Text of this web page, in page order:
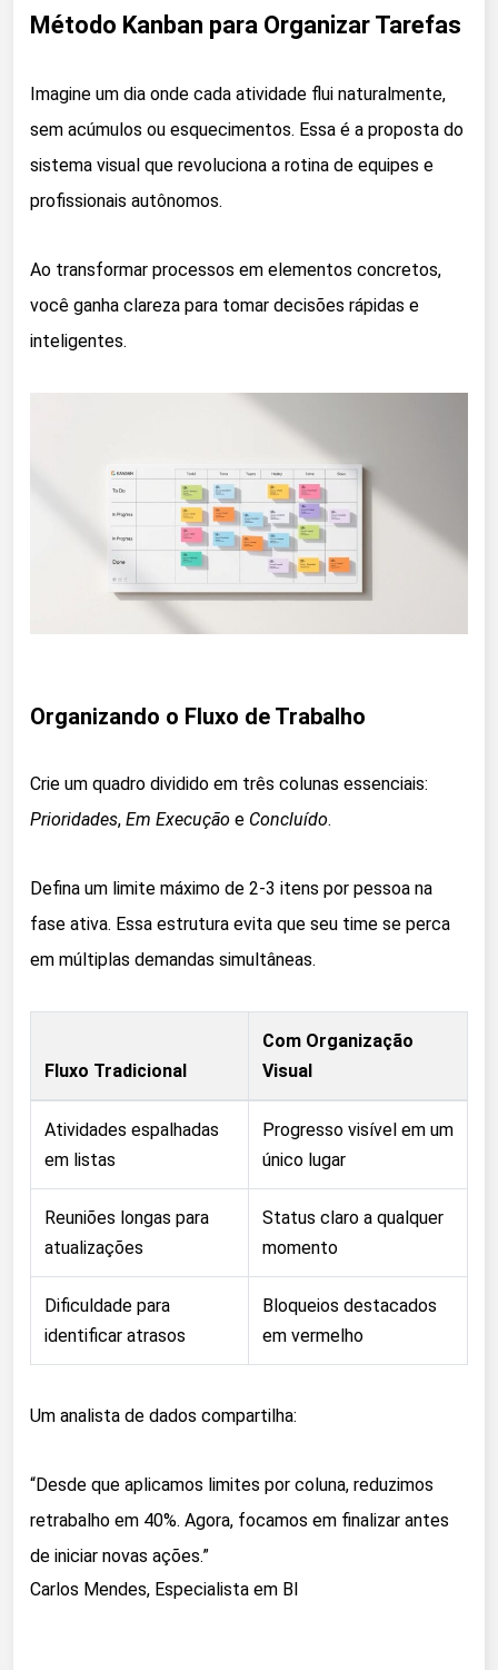
Método Kanban para Organizar Tarefas
Imagine um dia onde cada atividade flui naturalmente,
sem acúmulos ou esquecimentos. Essa é a proposta do
sistema visual que revoluciona a rotina de equipes e
profissionais autônomos.
Ao transformar processos em elementos concretos,
você ganha clareza para tomar decisões rápidas e
inteligentes.
Organizando o Fluxo de Trabalho
Crie um quadro dividido em três colunas essenciais:
Prioridades, Em Execução e Concluído.
Defina um limite máximo de 2-3 itens por pessoa na
fase ativa. Essa estrutura evita que seu time se perca
em múltiplas demandas simultâneas.
Fluxo Tradicional
Com Organização
Visual
Atividades espalhadas
em listas
Progresso visível em um
único lugar
Reuniões longas para
atualizações
Status claro a qualquer
momento
Dificuldade para
identificar atrasos
Bloqueios destacados
em vermelho
Um analista de dados compartilha:
“Desde que aplicamos limites por coluna, reduzimos
retrabalho em 40%. Agora, focamos em finalizar antes
de iniciar novas ações.”
Carlos Mendes, Especialista em BI